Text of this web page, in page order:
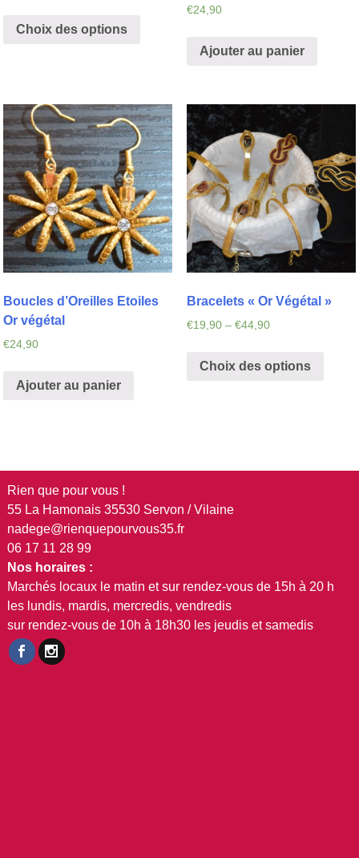
Choix des options
€24,90
Ajouter au panier
Boucles d’Oreilles Etoiles
Or végétal
€24,90
Ajouter au panier
Bracelets « Or Végétal »
€19,90– €44,90
Choix des options
Rien que pour vous !
55 La Hamonais 35530 Servon / Vilaine
nadege@rienquepourvous35.fr
06 17 11 28 99
Nos horaires :
Marchés locaux le matin et sur rendez-vous de 15h à 20 h
les lundis, mardis, mercredis, vendredis
sur rendez-vous de 10h à 18h30 les jeudis et samedis